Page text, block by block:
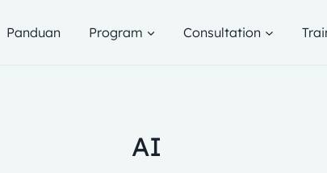
Panduan Program Consultation
AI